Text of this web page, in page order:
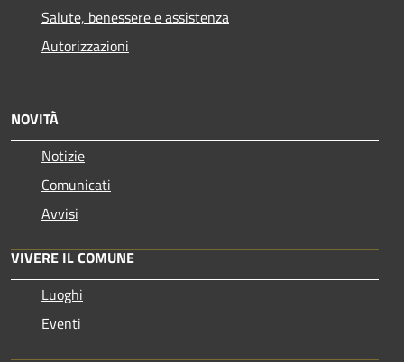
Salute, benessere e assistenza
Autorizzazioni
NOVITÀ
Notizie
Comunicati
Avvisi
VIVERE IL COMUNE
Luoghi
Eventi